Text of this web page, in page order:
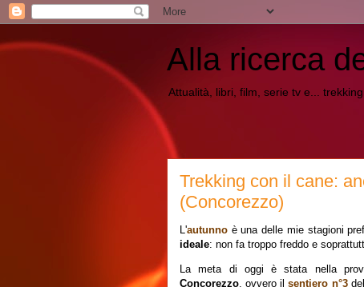
Alla ricerca
Attualità, libri, film, serie tv e...
Trekking con il cane:
(Concorezzo)
L'autunno è una delle mie stagioni
ideale: non fa troppo freddo e
La meta di oggi è stata nella
Concorezzo, ovvero ilsentiero n°3del